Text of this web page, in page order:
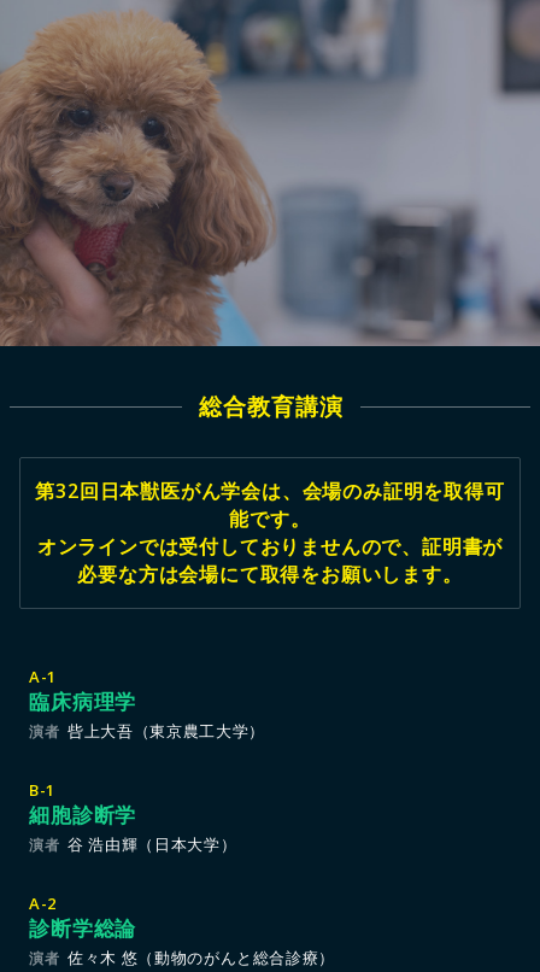
総合教育講演
第32回日本獣医がん学会は、会場のみ証明を取得可
能です。
オンラインでは受付しておりませんので、証明書が
必要な方は会場にて取得をお願いします。
A-1
臨床病理学
演者 呰上大吾（東京農工大学）
B-1
細胞診断学
演者 谷 浩由輝（日本大学）
A-2
診断学総論
演者 佐々木 悠（動物のがんと総合診療）